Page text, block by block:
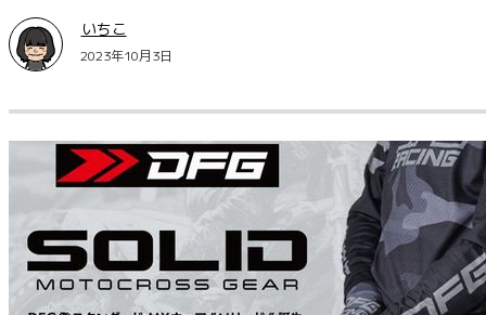
いちこ
2023年10月3日